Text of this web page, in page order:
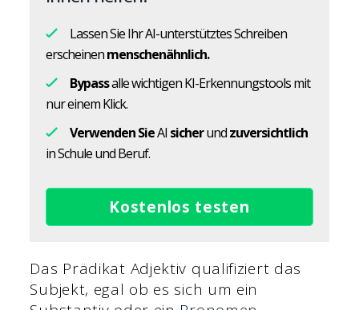
Lassen Sie Ihr AI-unterstütztes Schreiben
erscheinenmenschenähnlich.
Bypassalle wichtigen KI-Erkennungstools mit
nur einem Klick.
Verwenden SieAI sicherundzuversichtlich
in Schule und Beruf.
Kostenlos testen
Das Prädikat Adjektiv qualifiziert das
Subjekt, egal ob es sich um ein